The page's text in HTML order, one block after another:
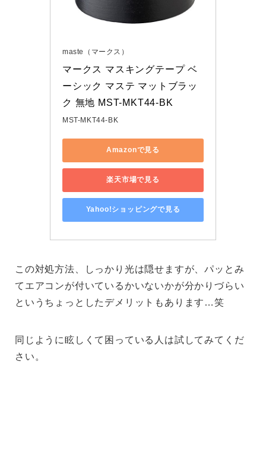
maste（マークス）
マークス マスキングテープ ベ
ーシック マステ マットブラッ
ク 無地 MST-MKT44-BK
MST-MKT44-BK
Amazonで見る
楽天市場で見る
Yahoo!ショッピングで見る
この対処方法、しっかり光は隠せますが、パッとみ
てエアコンが付いているかいないかが分かりづらい
というちょっとしたデメリットもあります…笑
同じように眩しくて困っている人は試してみてくだ
さい。